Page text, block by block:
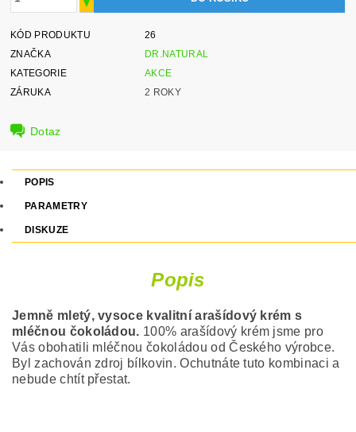
KÓD PRODUKTU
26
ZNAČKA
DR.NATURAL
KATEGORIE
AKCE
ZÁRUKA
2 ROKY
Dotaz
POPIS
PARAMETRY
DISKUZE
Popis
Jemně mletý, vysoce kvalitní arašídový krém s
mléčnou čokoládou. 100% arašídový krém jsme pro
Vás obohatili mléčnou čokoládou od Českého výrobce.
Byl zachován zdroj bílkovin. Ochutnáte tuto kombinaci a
nebude chtít přestat.